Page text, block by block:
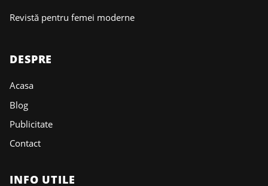
Revistă pentru femei moderne
DESPRE
Acasa
Blog
Publicitate
Contact
INFO UTILE